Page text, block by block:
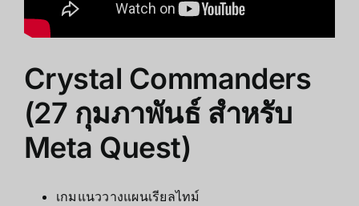
Crystal Commanders
(27 กุมภาพันธ์ สำหรับ
Meta Quest)
เกมแนววางแผนเรียลไทม์